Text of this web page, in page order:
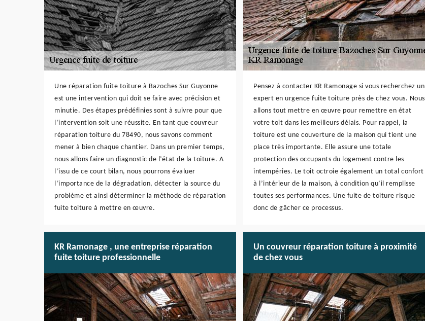
Une réparation fuite toiture à Bazoches Sur Guyonne
est une intervention qui doit se faire avec précision et
minutie. Des étapes prédéfinies sont à suivre pour que
l’intervention soit une réussite. En tant que couvreur
réparation toiture du 78490, nous savons comment
mener à bien chaque chantier. Dans un premier temps,
nous allons faire un diagnostic de l’état de la toiture. A
l’issu de ce court bilan, nous pourrons évaluer
l’importance de la dégradation, détecter la source du
problème et ainsi déterminer la méthode de réparation
fuite toiture à mettre en œuvre.
Pensez à contacter KR Ramonage si vous recherchez un
expert en urgence fuite toiture près de chez vous. Nous
allons tout mettre en œuvre pour remettre en état
votre toit dans les meilleurs délais. Pour rappel, la
toiture est une couverture de la maison qui tient une
place très importante. Elle assure une totale
protection des occupants du logement contre les
intempéries. Le toit octroie également un total confort
à l’intérieur de la maison, à condition qu’il remplisse
toutes ses performances. Une fuite de toiture risque
donc de gâcher ce processus.
KR Ramonage , une entreprise réparation
fuite toiture professionnelle
Un couvreur réparation toiture à proximité
de chez vous